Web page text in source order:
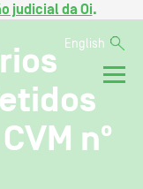
judicial da Oi.
English
nº